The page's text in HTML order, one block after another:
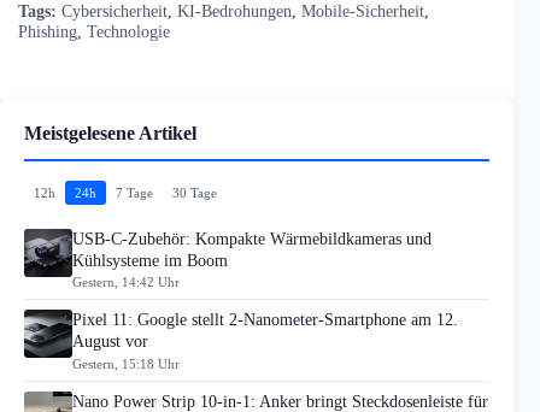
Tags: Cybersicherheit KI-Bedrohungen Mobile-Sicherheit
Phishing Technologie
Meistgelesene Artikel
12h 24h 7 Tage 30 Tage
USB-C-Zubehör: Kompakte Wärmebildkameras und
Kühlsysteme im Boom
Gestern, 14:42 Uhr
Pixel 11: Google stellt 2-Nanometer-Smartphone am 12.
August vor
Gestern, 15:18 Uhr
Nano Power Strip 10-in-1: Anker bringt Steckdosenleiste für